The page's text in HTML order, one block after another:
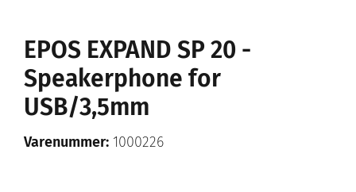
EPOS EXPAND SP 20 -
Speakerphone for
USB/3,5mm
Varenummer: 1000226